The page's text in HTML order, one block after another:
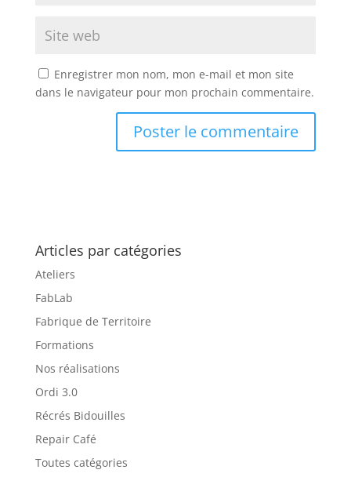
Enregistrer mon nom, mon e-mail et mon site
dans le navigateur pour mon prochain commentaire.
Articles par catégories
Ateliers
FabLab
Fabrique de Territoire
Formations
Nos réalisations
Ordi 3.0
Récrés Bidouilles
Repair Café
Toutes catégories